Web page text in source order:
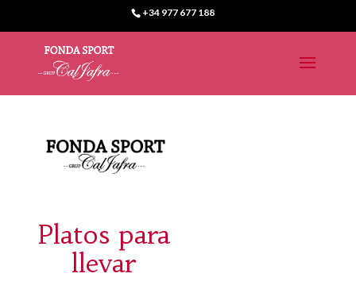
+34 977 677 188
Platos para
llevar